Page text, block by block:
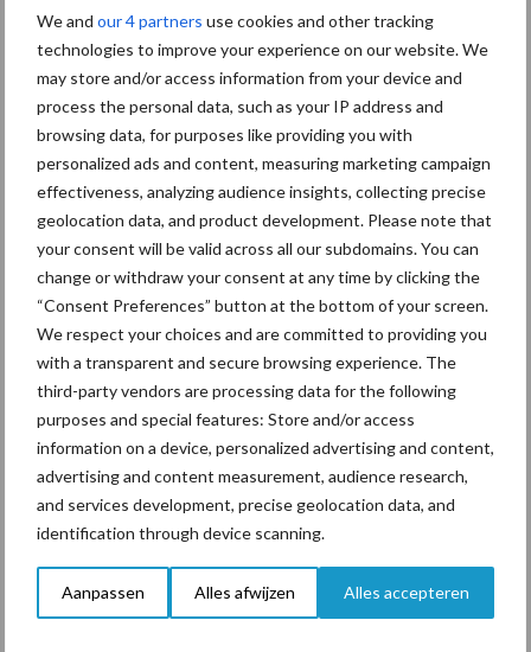
We and our 4 partners use cookies and other tracking
technologies to improve your experience on our website. We
may store and/or access information from your device and
process the personal data, such as your IP address and
browsing data, for purposes like providing you with
personalized ads and content, measuring marketing campaign
effectiveness, analyzing audience insights, collecting precise
geolocation data, and product development. Please note that
your consent will be valid across all our subdomains. You can
change or withdraw your consent at any time by clicking the
“Consent Preferences” button at the bottom of your screen.
We respect your choices and are committed to providing you
with a transparent and secure browsing experience. The
third-party vendors are processing data for the following
purposes and special features: Store and/or access
information on a device, personalized advertising and content,
advertising and content measurement, audience research,
and services development, precise geolocation data, and
identification through device scanning.
Aanpassen Alles afwijzen Alles accepteren
Primaire
Sidebar
Recent nieuws Partner nieuws
7 aug
De speenhuid: een vaak
onderschatte risicofactor voor
mastitis
Diergezondheid Bemesting Fokkerij
Mastitis Hittestress
Toon meer